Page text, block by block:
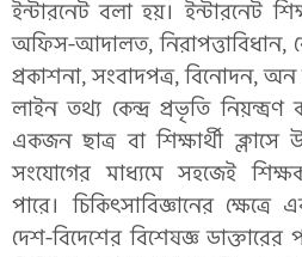
ইন্টারনেট বলা হয়। ইন্টারনেট
অফিস-আদালত, নিরাপত্তাবিধান,
প্রকাশনা, সংবাদপত্র, বিনোদন, অন
লাইন তথ্য কেন্দ্র প্রভৃতি নিয়ন্ত্রণ
একজন ছাত্র বা শিক্ষার্থী ক্লাসে
সংযোগের মাধ্যমে সহজেই
পারে। চিকিৎসাবিজ্ঞানের
দেশ-বিদেশের বিশেষজ্ঞ ডাক্তারের